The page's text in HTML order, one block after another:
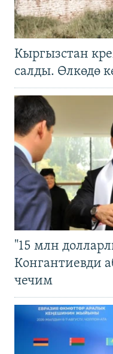
Кыргызстан
салды. Өлкөдө
"15 млн
Конгантиевди
чечим